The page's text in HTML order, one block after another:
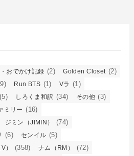
おでかけ記録 (2) Golden Closet (2)
Run BTS (1) Vラ (1)
(5) しろくま和訳 (34) その他 (3)
ミリー (16)
ジミン（JIMIN） (74)
(6) センイル (5)
） (358) ナム（RM） (72)